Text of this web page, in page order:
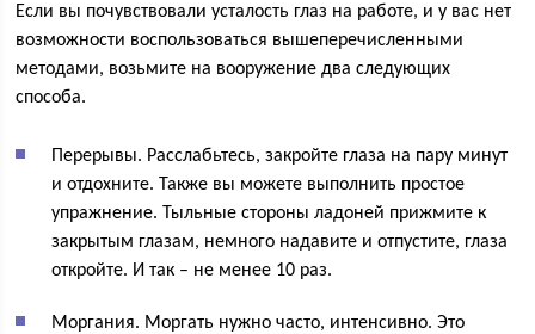
Если вы почувствовали усталость глаз на работе, и у вас нет
возможности воспользоваться вышеперечисленными
методами, возьмите на вооружение два следующих
способа.
Перерывы. Расслабьтесь, закройте глаза на пару минут
и отдохните. Также вы можете выполнить простое
упражнение. Тыльные стороны ладоней прижмите к
закрытым глазам, немного надавите и отпустите, глаза
откройте. И так – не менее 10 раз.
Моргания. Моргать нужно часто, интенсивно. Это